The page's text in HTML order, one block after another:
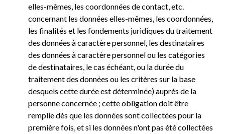
elles-mêmes, les coordonnées de contact, etc.
concernant les données elles-mêmes, les coordonnées,
les finalités et les fondements juridiques du traitement
des données à caractère personnel, les destinataires
des données à caractère personnel ou les catégories
de destinataires, le cas échéant, ou la durée du
traitement des données ou les critères sur la base
desquels cette durée est déterminée) auprès de la
personne concernée ; cette obligation doit être
remplie dès que les données sont collectées pour la
première fois, et si les données n'ont pas été collectées